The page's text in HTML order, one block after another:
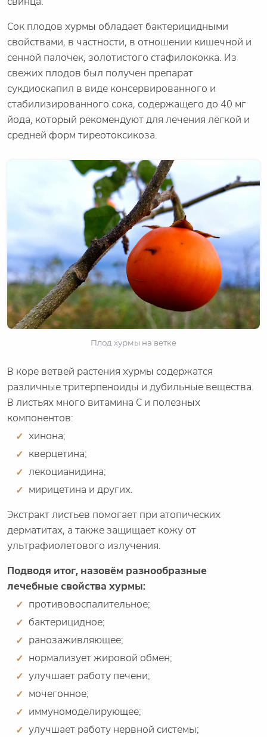
Сок плодов хурмы обладает бактерицидными
свойствами, в частности, в отношении кишечной и
сенной палочек, золотистого стафилококка. Из
свежих плодов был получен препарат
сукдиоскапил в виде консервированного и
стабилизированного сока, содержащего до 40 мг
йода, который рекомендуют для лечения лёгкой и
средней форм тиреотоксикоза.
Плод хурмы на ветке
В коре ветвей растения хурмы содержатся
различные тритерпеноиды и дубильные вещества.
В листьях много витамина С и полезных
компонентов:
хинона;
кверцетина;
лекоцианидина;
мирицетина и других.
Экстракт листьев помогает при атопических
дерматитах, а также защищает кожу от
ультрафиолетового излучения.
Подводя итог, назовём разнообразные
лечебные свойства хурмы:
противовоспалительное;
бактерицидное;
ранозаживляющее;
нормализует жировой обмен;
улучшает работу печени;
мочегонное;
иммуномоделирующее;
улучшает работу нервной системы;